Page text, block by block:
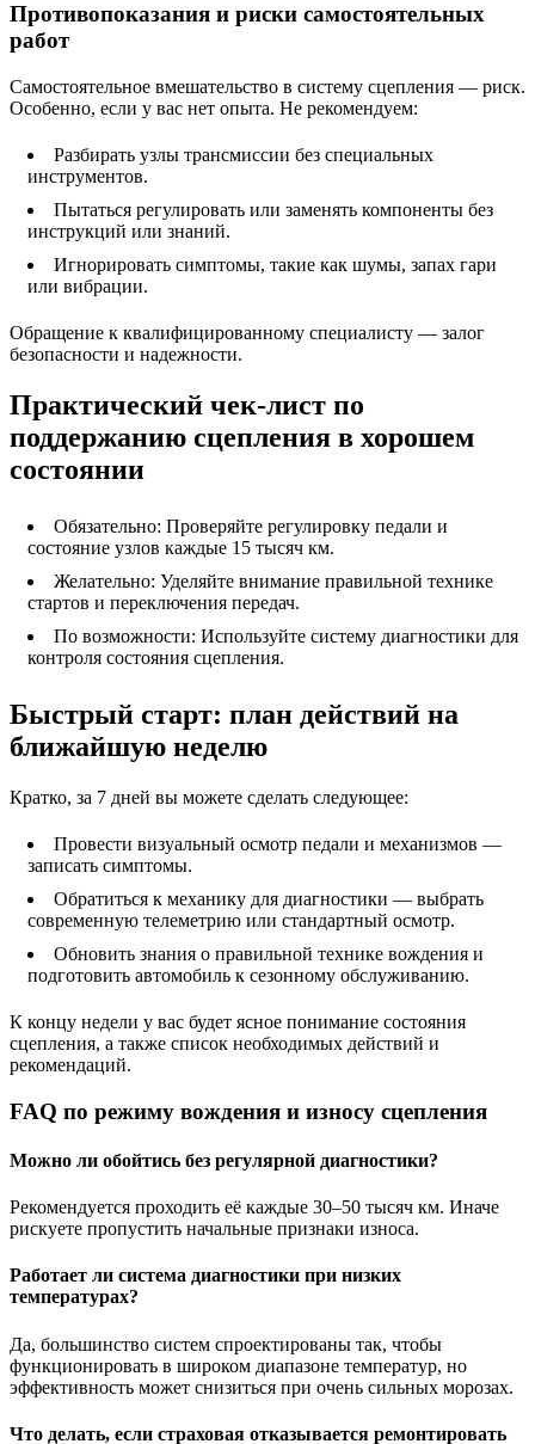
Противопоказания и риски самостоятельных
работ
Самостоятельное вмешательство в систему сцепления — риск.
Особенно, если у вас нет опыта. Не рекомендуем:
Разбирать узлы трансмиссии без специальных
инструментов.
Пытаться регулировать или заменять компоненты без
инструкций или знаний.
Игнорировать симптомы, такие как шумы, запах гари
или вибрации.
Обращение к квалифицированному специалисту — залог
безопасности и надежности.
Практический чек-лист по
поддержанию сцепления в хорошем
состоянии
Обязательно: Проверяйте регулировку педали и
состояние узлов каждые 15 тысяч км.
Желательно: Уделяйте внимание правильной технике
стартов и переключения передач.
По возможности: Используйте систему диагностики для
контроля состояния сцепления.
Быстрый старт: план действий на
ближайшую неделю
Кратко, за 7 дней вы можете сделать следующее:
Провести визуальный осмотр педали и механизмов —
записать симптомы.
Обратиться к механику для диагностики — выбрать
современную телеметрию или стандартный осмотр.
Обновить знания о правильной технике вождения и
подготовить автомобиль к сезонному обслуживанию.
К концу недели у вас будет ясное понимание состояния
сцепления, а также список необходимых действий и
рекомендаций.
FAQ по режиму вождения и износу сцепления
Можно ли обойтись без регулярной диагностики?
Рекомендуется проходить её каждые 30–50 тысяч км. Иначе
рискуете пропустить начальные признаки износа.
Работает ли система диагностики при низких
температурах?
Да, большинство систем спроектированы так, чтобы
функционировать в широком диапазоне температур, но
эффективность может снизиться при очень сильных морозах.
Что делать, если страховая отказывается ремонтировать